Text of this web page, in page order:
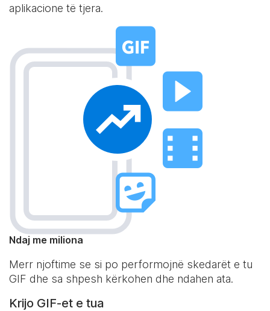
aplikacione të tjera.
Ndaj me miliona
Merr njoftime se si po performojnë skedarët e tu
GIF dhe sa shpesh kërkohen dhe ndahen ata.
Krijo GIF-et e tua